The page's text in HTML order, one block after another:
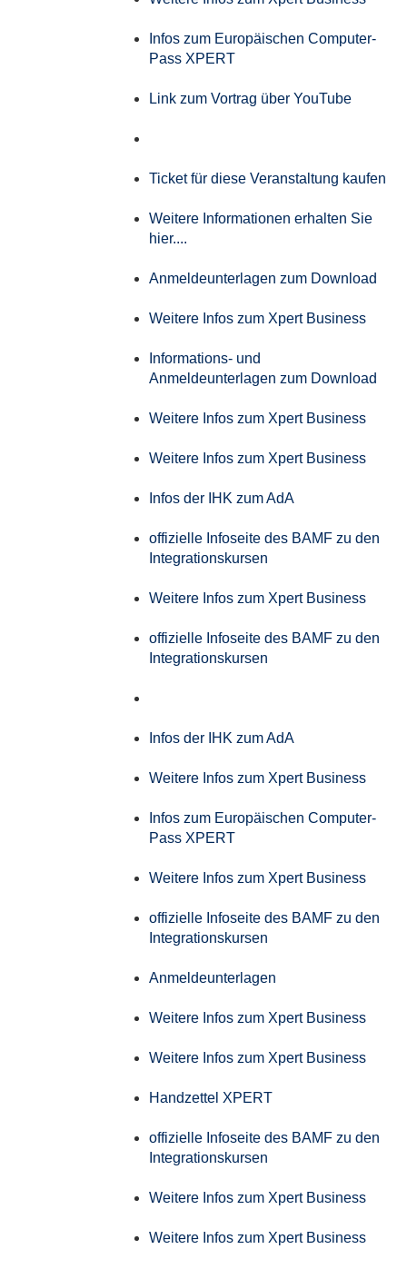
Infos zum Europäischen Computer-
Pass XPERT
Link zum Vortrag über YouTube
Ticket für diese Veranstaltung kaufen
Weitere Informationen erhalten Sie
hier....
Anmeldeunterlagen zum Download
Weitere Infos zum Xpert Business
Informations- und
Anmeldeunterlagen zum Download
Weitere Infos zum Xpert Business
Weitere Infos zum Xpert Business
Infos der IHK zum AdA
offizielle Infoseite des BAMF zu den
Integrationskursen
Weitere Infos zum Xpert Business
offizielle Infoseite des BAMF zu den
Integrationskursen
Infos der IHK zum AdA
Weitere Infos zum Xpert Business
Infos zum Europäischen Computer-
Pass XPERT
Weitere Infos zum Xpert Business
offizielle Infoseite des BAMF zu den
Integrationskursen
Anmeldeunterlagen
Weitere Infos zum Xpert Business
Weitere Infos zum Xpert Business
Handzettel XPERT
offizielle Infoseite des BAMF zu den
Integrationskursen
Weitere Infos zum Xpert Business
Weitere Infos zum Xpert Business